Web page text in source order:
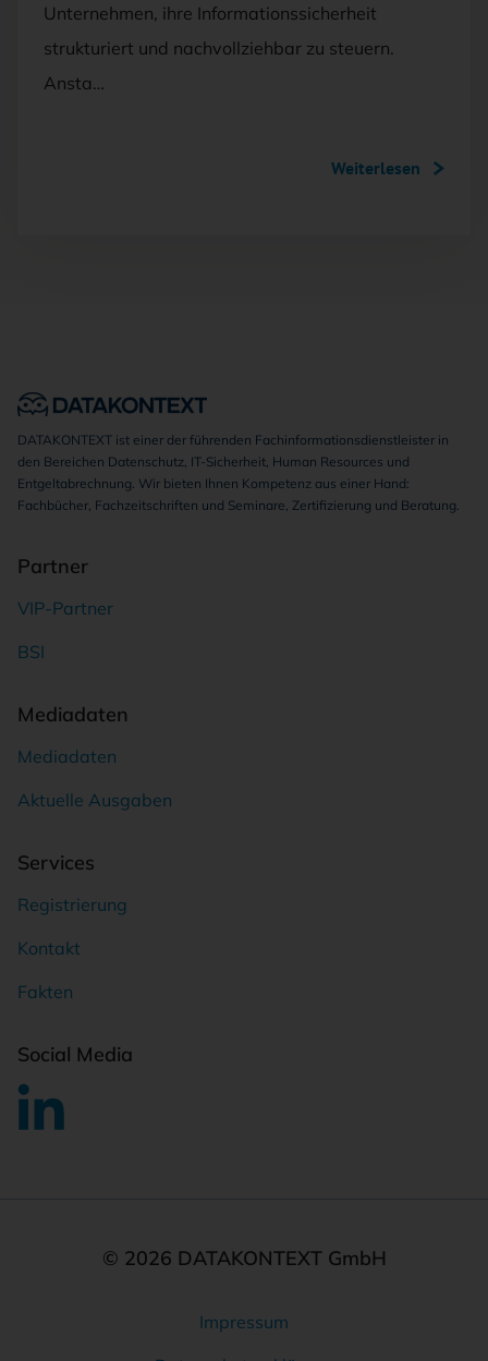
Unternehmen, ihre Informationssicherheit
strukturiert und nachvollziehbar zu steuern.
Ansta…
Weiterlesen
DATAKONTEXT ist einer der führenden Fachinformationsdienstleister in
den Bereichen Datenschutz, IT-Sicherheit, Human Resources und
Entgeltabrechnung. Wir bieten Ihnen Kompetenz aus einer Hand:
Fachbücher, Fachzeitschriften und Seminare, Zertifizierung und Beratung.
Partner
VIP-Partner
BSI
Mediadaten
Mediadaten
Aktuelle Ausgaben
Services
Registrierung
Kontakt
Fakten
Social Media
© 2026 DATAKONTEXT GmbH
Impressum